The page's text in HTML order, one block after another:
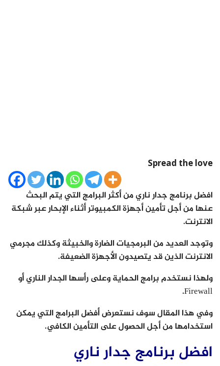
Spread the love
افضل برنامج جدار ناري من أكثر البرامج التي يتم البحث
عنها من أجل تأمين أجهزة الكمبيوتر أثناء الإبحار عبر شبكة
الانترنت.
وتوجد العديد من البرمجيات الضارة والخبيثة وكذلك مجرمي
الانترنت الذين قد يتصيدون الأجهزة الضعيفة.
ولهذا نستخدم برامج الحماية وعلى رأسها الجدار الناري أو
Firewall.
وفي هذا المقال سوف نستعرض أفضل البرامج التي يمكن
استخدامها من أجل الحصول على التأمين الكافي.
افضل برنامج جدار ناري